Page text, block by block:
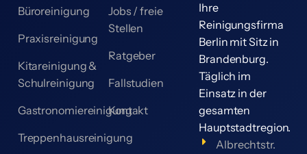
Büroreinigung
Praxisreinigung
Kitareinigung &
Schulreinigung
Gastronomiereinigung
Treppenhausreinigung
Jobs / freie
Stellen
Ratgeber
Fallstudien
Kontakt
Ihre
Reinigungsfirma
Berlin mit Sitz in
Brandenburg.
Täglich im
Einsatz in der
gesamten
Hauptstadtregion.
Albrechtstr.